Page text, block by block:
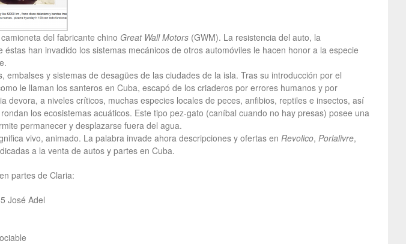
del fabricante chino Great Wall Motors(GWM). La resistencia del auto, la
han invadido los sistemas mecánicos de otros automóviles le hacen honor a la especie
embalses y sistemas de desagües de las ciudades de la isla. Tras su introducción por el
le llaman los santeros en Cuba, escapó de los criaderos por errores humanos y por
devora, a niveles críticos, muchas especies locales de peces, anfibios, reptiles e insectos, así
los ecosistemas acuáticos. Este tipo pez-gato (caníbal cuando no hay presas) posee una
permanecer y desplazarse fuera del agua.
vivo, animado. La palabra invade ahora descripciones y ofertas en Revolico, Porlalivre,
a la venta de autos y partes en Cuba.
partes de Claria:
José Adel